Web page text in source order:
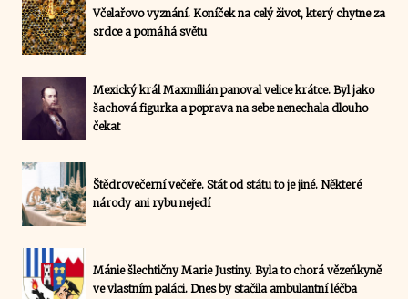
Včelařovo vyznání. Koníček na celý život, který chytne za
srdce a pomáhá světu
Mexický král Maxmilián panoval velice krátce. Byl jako
šachová figurka a poprava na sebe nenechala dlouho
čekat
Štědrovečerní večeře. Stát od státu to je jiné. Některé
národy ani rybu nejedí
Mánie šlechtičny Marie Justiny. Byla to chorá vězeňkyně
ve vlastním paláci. Dnes by stačila ambulantní léčba